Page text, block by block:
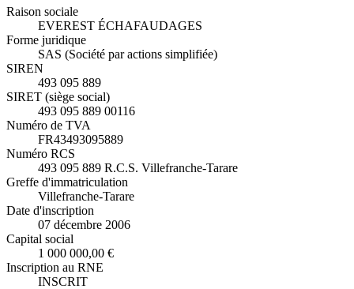
Raison sociale
EVEREST ÉCHAFAUDAGES
Forme juridique
SAS (Société par actions simplifiée)
SIREN
493 095 889
SIRET (siège social)
493 095 889 00116
Numéro de TVA
FR43493095889
Numéro RCS
493 095 889 R.C.S. Villefranche-Tarare
Greffe d'immatriculation
Villefranche-Tarare
Date d'inscription
07 décembre 2006
Capital social
1 000 000,00 €
Inscription au RNE
INSCRIT